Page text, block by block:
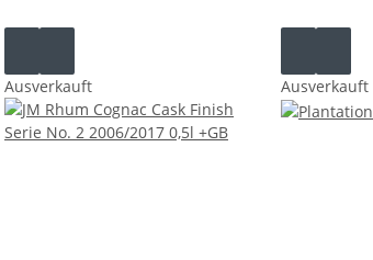
Ausverkauft Ausverkauft